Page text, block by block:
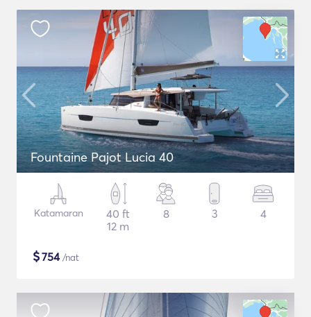
Fountaine Pajot Lucia 40
Katamaran
40 ft
12 m
8 3 4
$754/nat